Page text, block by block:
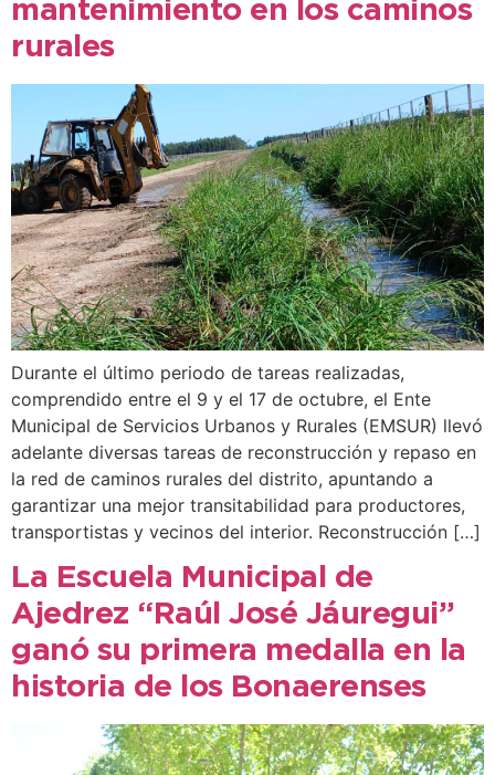
mantenimiento en los caminos
rurales
Durante el último periodo de tareas realizadas,
comprendido entre el 9 y el 17 de octubre, el Ente
Municipal de Servicios Urbanos y Rurales (EMSUR) llevó
adelante diversas tareas de reconstrucción y repaso en
la red de caminos rurales del distrito, apuntando a
garantizar una mejor transitabilidad para productores,
transportistas y vecinos del interior. Reconstrucción […]
La Escuela Municipal de
Ajedrez “Raúl José Jáuregui”
ganó su primera medalla en la
historia de los Bonaerenses